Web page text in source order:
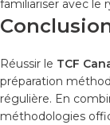
familiariser avec le
Réussir le TCF
préparation
régulière. En
méthodologies